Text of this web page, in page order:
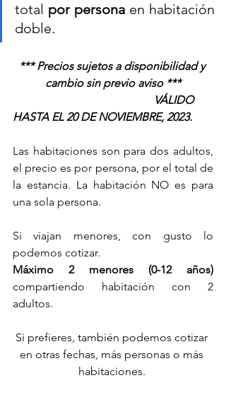
total por persona en habitación
doble.
*** Precios sujetos a disponibilidad y
cambio sin previo aviso ***
VÁLIDO
HASTA EL 20 DE NOVIEMBRE, 2023.
Las habitaciones son para dos adultos,
el precio es por persona, por el total de
la estancia. La habitación NO es para
una sola persona.
Si viajan menores, con gusto lo
podemos cotizar.
compartiendo habitación con 2
adultos.
Si prefieres, también podemos cotizar
en otras fechas, más personas o más
habitaciones.